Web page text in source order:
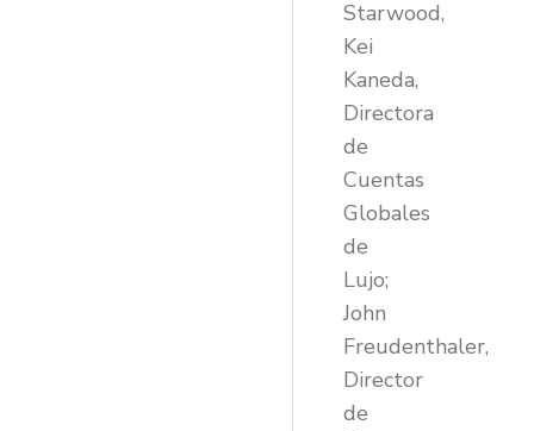
Starwood,
Kei
Kaneda,
Directora
de
Cuentas
Globales
de
Lujo;
John
Freudenthaler,
Director
de